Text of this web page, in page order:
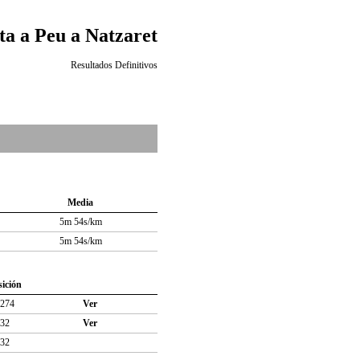
a Peu a Natzaret
Resultados Definitivos
Media
5m 54s/km
5m 54s/km
Ver
32
Ver
32